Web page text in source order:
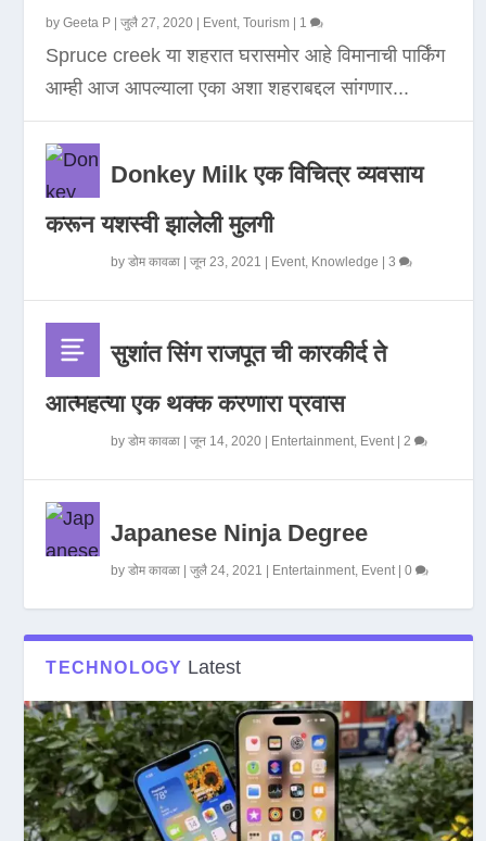
byGeeta P |जुलै 27, 2020 Event,Tourism 1
Spruce creek या शहरात घरासमोर आहे विमानाची पार्किंग
आम्ही आज आपल्याला एका अशा शहराबद्दल सांगणार...
Donkey Milk एक विचित्र व्यवसाय
करून यशस्वी झालेली मुलगी
byडोम कावळा |जून 23, 2021 Event, Knowledge |3
सुशांत सिंग राजपूत ची कारकीर्द ते
आत्महत्या एक थक्क करणारा प्रवास
byडोम कावळा |जून 14, 2020 Entertainment, Event|2
Japanese Ninja Degree
byडोम कावळा |जुलै 24, 2021 Entertainment, Event|0
TECHNOLOGY Latest